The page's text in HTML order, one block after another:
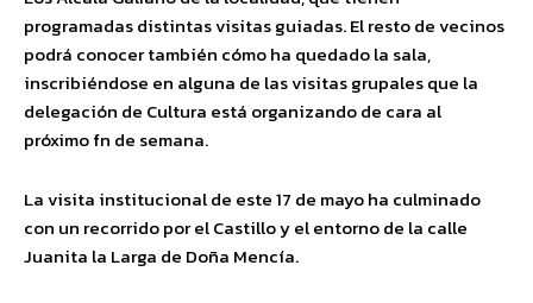
programadas distintas visitas guiadas. El resto de vecinos
podrá conocer también cómo ha quedado la sala,
inscribiéndose en alguna de las visitas grupales que la
delegación de Cultura está organizando de cara al
próximo fn de semana.
La visita institucional de este 17 de mayo ha culminado
con un recorrido por el Castillo y el entorno de la calle
Juanita la Larga de Doña Mencía.